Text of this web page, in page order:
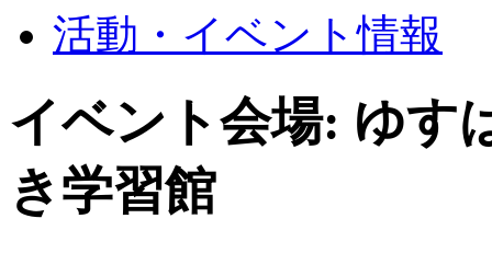
活動・イベント情報
イベント会場: ゆす
き学習館